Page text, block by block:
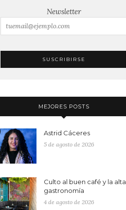
Newsletter
MEJORES POSTS
Astrid Cáceres
5 de agosto de 2026
Culto al buen café y la alta
gastronomía
4 de agosto de 2026